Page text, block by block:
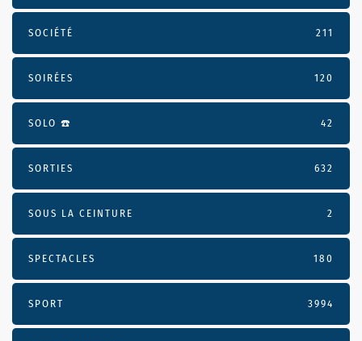
SOCIÉTÉ 211
SOIRÉES 120
SOLO ☎️ 42
SORTIES 632
SOUS LA CEINTURE 2
SPECTACLES 180
SPORT 3994